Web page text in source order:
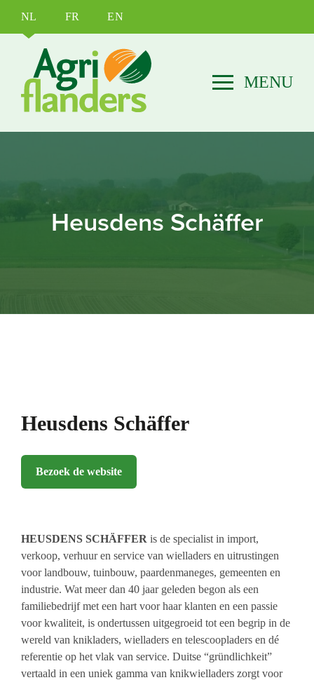
NL FR EN
Heusdens Schäffer
Heusdens Schäffer
Bezoek de website
HEUSDENS SCHÄFFER is de specialist in import,
verkoop, verhuur en service van wielladers en uitrustingen
voor landbouw, tuinbouw, paardenmaneges, gemeenten en
industrie. Wat meer dan 40 jaar geleden begon als een
familiebedrijf met een hart voor haar klanten en een passie
voor kwaliteit, is ondertussen uitgegroeid tot een begrip in de
wereld van knikladers, wielladers en telescoopladers en dé
referentie op het vlak van service. Duitse “gründlichkeit”
vertaald in een uniek gamma van knikwielladers zorgt voor